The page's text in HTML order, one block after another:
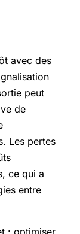
avec des
peut
de
Les pertes
ce qui a
entre